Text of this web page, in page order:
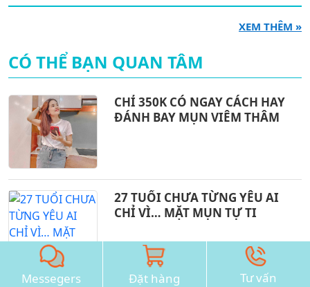
XEM THÊM »
CÓ THỂ BẠN QUAN TÂM
CHỈ 350K CÓ NGAY CÁCH HAY
ĐÁNH BAY MỤN VIÊM THÂM
27 TUỔI CHƯA TỪNG YÊU AI
CHỈ VÌ… MẶT MỤN TỰ TI
Messegers Đặt hàng Tư vấn